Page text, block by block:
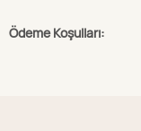
Ödeme Koşulları: